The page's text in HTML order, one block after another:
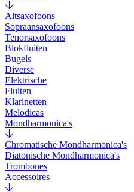
Altsaxofoons
Sopraansaxofoons
Tenorsaxofoons
Blokfluiten
Bugels
Diverse
Elektrische
Fluiten
Klarinetten
Melodicas
Mondharmonica's
Chromatische Mondharmonica's
Diatonische Mondharmonica's
Trombones
Accessoires